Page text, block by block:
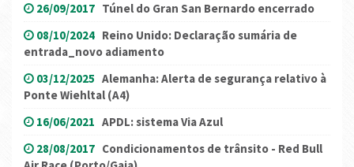
26/09/2017 Túnel do Gran San Bernardo encerrado
08/10/2024 Reino Unido: Declaração sumária de
entrada_novo adiamento
03/12/2025 Alemanha: Alerta de segurança relativo à
Ponte Wiehltal (A4)
16/06/2021 APDL: sistema Via Azul
28/08/2017 Condicionamentos de trânsito - Red Bull